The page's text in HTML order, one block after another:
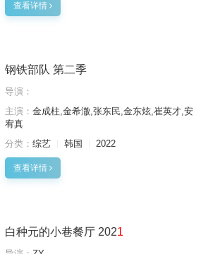
查看详情
钢铁部队 第二季
导演：
主演： 金成柱,金希澈,张东民,金东炫,崔英才,安
宥真
分类： 综艺 韩国 2022
查看详情
白种元的小巷餐厅 2021